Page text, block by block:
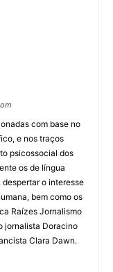
com base no
e nos traços
psicossocial dos
os de língua
despertar o interesse
bem como os
Raízes Jornalismo
jornalista Doracino
Clara Dawn.